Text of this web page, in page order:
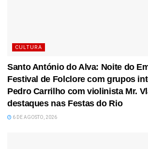
CULTURA
Santo António do Alva: Noite do
Festival de Folclore com grupos
Pedro Carrilho com violinista Mr.
destaques nas Festas do Rio
6 DE AGOSTO, 2026